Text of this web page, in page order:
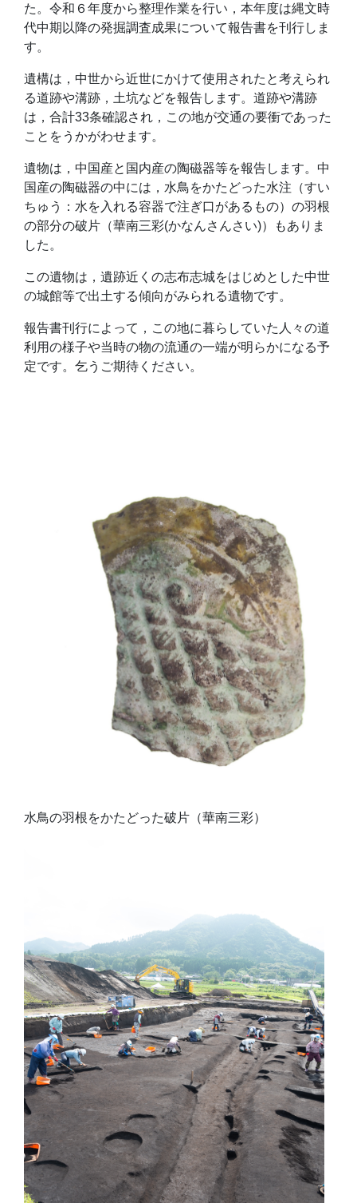
た。令和６年度から整理作業を行い，本年度は縄文時
代中期以降の発掘調査成果について報告書を刊行しま
す。
遺構は，中世から近世にかけて使用されたと考えられ
る道跡や溝跡，土坑などを報告します。道跡や溝跡
は，合計33条確認され，この地が交通の要衝であった
ことをうかがわせます。
遺物は，中国産と国内産の陶磁器等を報告します。中
国産の陶磁器の中には，水鳥をかたどった水注（すい
ちゅう：水を入れる容器で注ぎ口があるもの）の羽根
の部分の破片（華南三彩(かなんさんさい)）もありま
した。
この遺物は，遺跡近くの志布志城をはじめとした中世
の城館等で出土する傾向がみられる遺物です。
報告書刊行によって，この地に暮らしていた人々の道
利用の様子や当時の物の流通の一端が明らかになる予
定です。乞うご期待ください。
水鳥の羽根をかたどった破片（華南三彩）